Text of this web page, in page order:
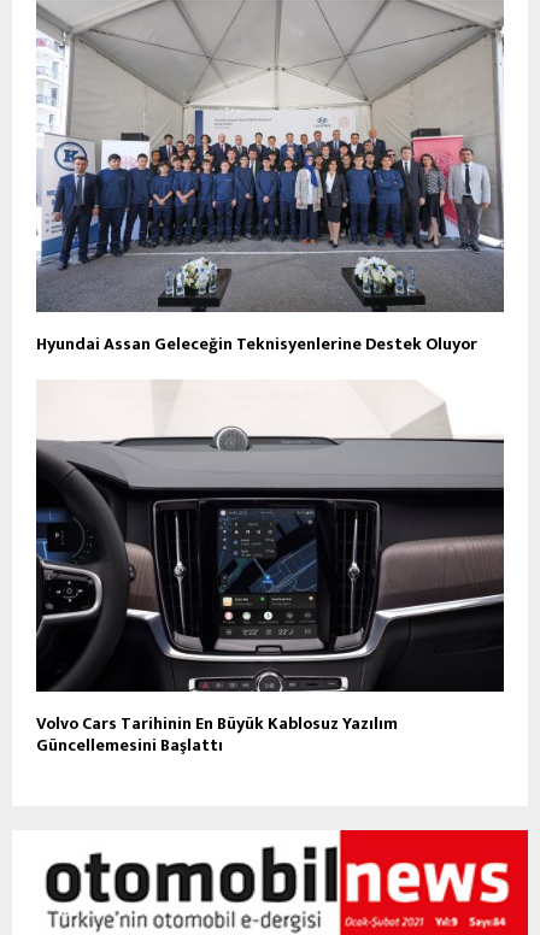
Hyundai Assan Geleceğin Teknisyenlerine Destek Oluyor
Volvo Cars Tarihinin En Büyük Kablosuz Yazılım
Güncellemesini Başlattı